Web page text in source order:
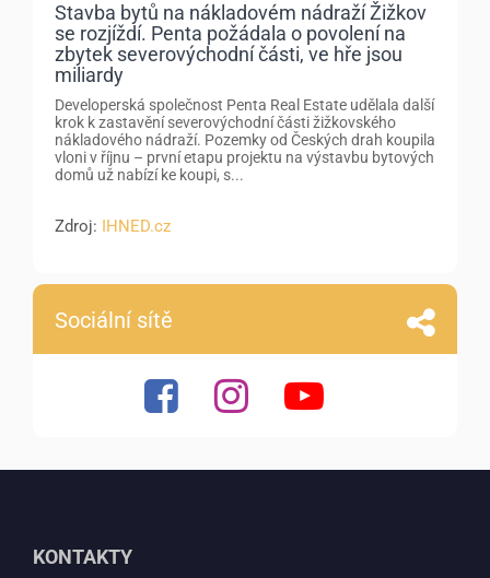
Stavba bytů na nákladovém nádraží Žižkov
se rozjíždí. Penta požádala o povolení na
zbytek severovýchodní části, ve hře jsou
miliardy
Developerská společnost Penta Real Estate udělala další
krok k zastavění severovýchodní části žižkovského
nákladového nádraží. Pozemky od Českých drah koupila
vloni v říjnu – první etapu projektu na výstavbu bytových
domů už nabízí ke koupi, s...
Zdroj: IHNED.cz
Sociální sítě
KONTAKTY